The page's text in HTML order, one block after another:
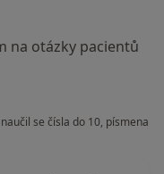
na otázky pacientů
se čísla do 10, písmena